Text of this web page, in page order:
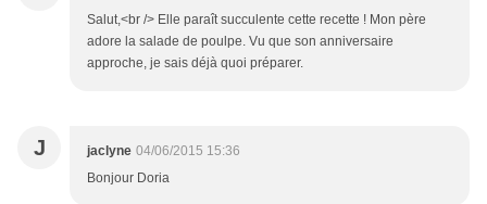
Salut,<br /> Elle paraît succulente cette recette ! Mon père
adore la salade de poulpe. Vu que son anniversaire
approche, je sais déjà quoi préparer.
J jaclyne 04/06/2015 15:36
Bonjour Doria